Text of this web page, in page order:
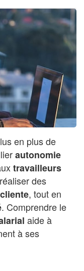
en plus de
autonomie
travailleurs
des
, tout en
. Comprendre le
aide à
à ses